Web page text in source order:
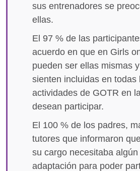
sus entrenadores se
ellas.
El 97 % de las
acuerdo en que en Girls
pueden ser ellas mismas
sienten incluidas en todas
actividades de GOTR en
desean participar.
El 100 % de los padres,
tutores que informaron
su cargo necesitaba
adaptación para poder